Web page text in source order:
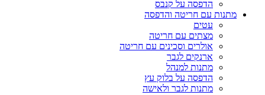
הדפסה על קנבס
מתנות עם חריטה והדפסה
עטים
מצתים עם חריטה
אולרים וסכינים עם חריטה
ארנקים לגבר
מתנות למנהל
הדפסה על בלוק עץ
מתנות לגבר ולאישה